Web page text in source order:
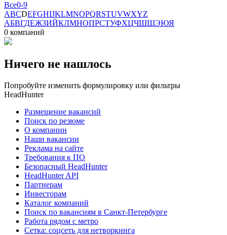
Все0-9
ABCDEFGHIJKLMNOPQRSTUVWXYZ
АБВГДЕЖЗИЙКЛМНОПРСТУФХЦЧШЩЭЮЯ
0 компаний
Ничего не нашлось
Попробуйте изменить формулировку или фильтры
HeadHunter
Размещение вакансий
Поиск по резюме
О компании
Наши вакансии
Реклама на сайте
Требования к ПО
Безопасный HeadHunter
HeadHunter API
Партнерам
Инвесторам
Каталог компаний
Поиск по вакансиям в Санкт-Петербурге
Работа рядом с метро
Сетка: соцсеть для нетворкинга